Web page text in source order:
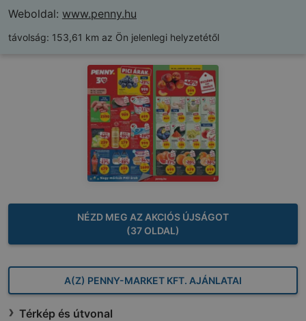
Weboldal: www.penny.hu
távolság: 153,61 km az Ön jelenlegi helyzetétől
NÉZD MEG AZ AKCIÓS ÚJSÁGOT
(37 OLDAL)
A(Z) PENNY-MARKET KFT. AJÁNLATAI
Térkép és útvonal